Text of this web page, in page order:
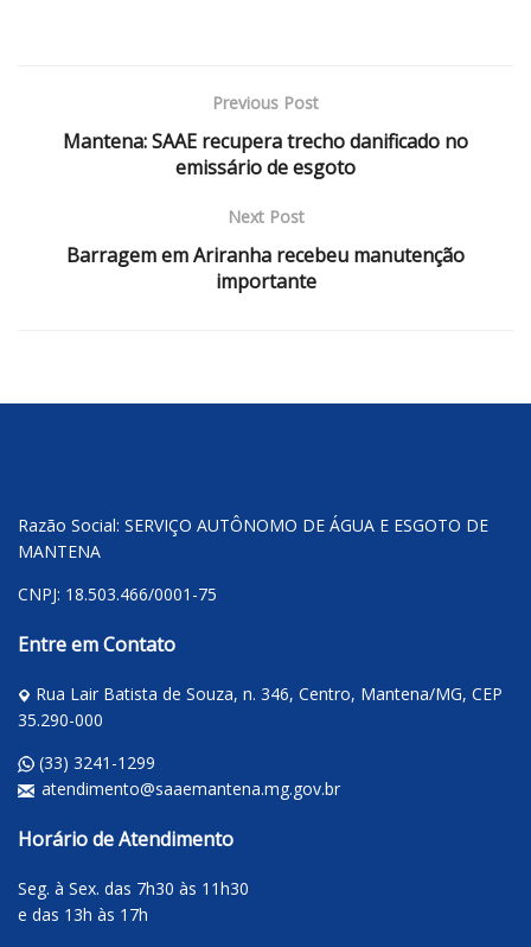
Previous Post
Mantena: SAAE recupera trecho danificado no
emissário de esgoto
Next Post
Barragem em Ariranha recebeu manutenção
importante
Razão Social: SERVIÇO AUTÔNOMO DE ÁGUA E ESGOTO DE
MANTENA
CNPJ: 18.503.466/0001-75
Entre em Contato
Rua Lair Batista de Souza, n. 346, Centro, Mantena/MG, CEP
35.290-000
(33) 3241-1299
atendimento@saaemantena.mg.gov.br
Horário de Atendimento
Seg. à Sex. das 7h30 às 11h30
e das 13h às 17h